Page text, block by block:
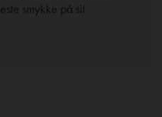
smykke på sit